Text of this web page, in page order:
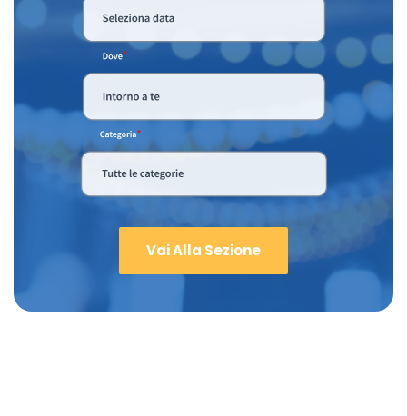
Vai Alla Sezione